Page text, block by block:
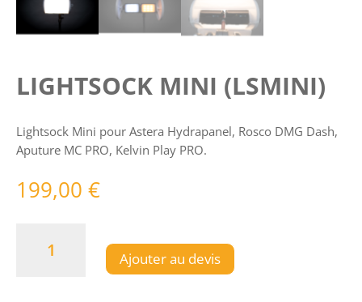
LIGHTSOCK MINI (LSMINI)
Lightsock Mini pour Astera Hydrapanel, Rosco DMG Dash,
Aputure MC PRO, Kelvin Play PRO.
199,00 €
Ajouter au devis